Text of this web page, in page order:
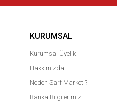
KURUMSAL
Kurumsal Üyelik
Hakkımızda
Neden Sarf Market ?
Banka Bilgilerimiz